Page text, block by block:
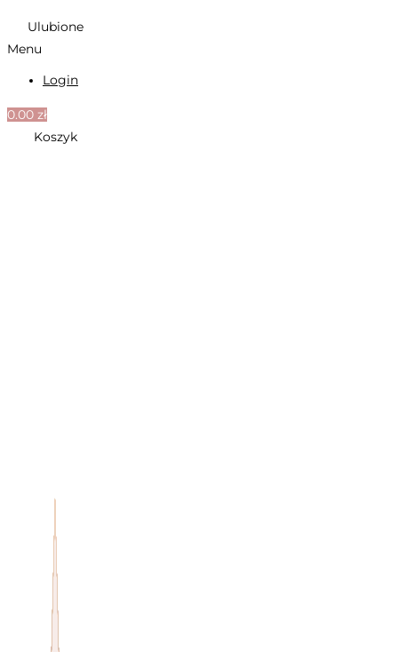
Ulubione
Menu
Login
0.00 zł
Koszyk